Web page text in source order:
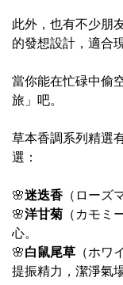
此外，也有不少朋
的發想設計，適合
當你能在忙碌中偷
旅」吧。
草本香調系列精選
選：
🌸迷迭香 （ローズ
🌸洋甘菊 （カモ
心。
🌸白鼠尾草 （ホ
提振精力，潔淨氣